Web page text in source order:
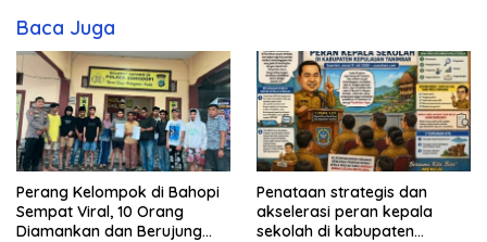
Baca Juga
Perang Kelompok di Bahopi
Sempat Viral, 10 Orang
Diamankan dan Berujung
Penataan strategis dan
akselerasi peran kepala
sekolah di kabupaten